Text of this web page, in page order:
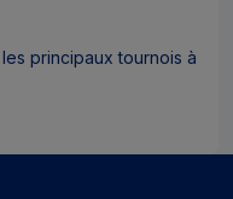
principaux tournois à